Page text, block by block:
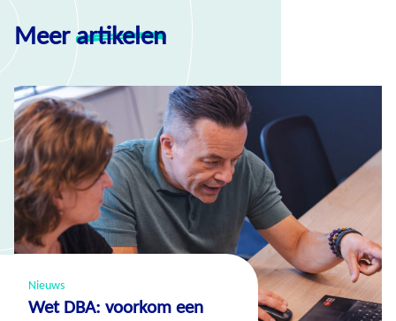
Meerartikelen
Nieuws
Wet DBA: voorkom een